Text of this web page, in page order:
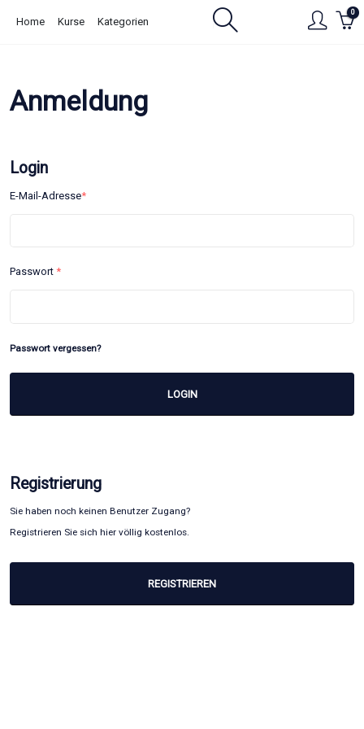
Home Kurse Kategorien
0
Anmeldung
Login
E-Mail-Adresse*
Passwort *
Passwort vergessen?
LOGIN
Registrierung
Sie haben noch keinen Benutzer Zugang?
Registrieren Sie sich hier völlig kostenlos.
REGISTRIEREN